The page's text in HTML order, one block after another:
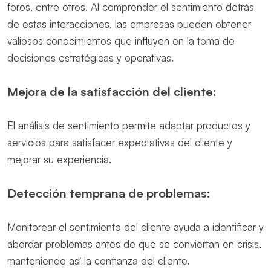
foros, entre otros. Al comprender el sentimiento detrás
de estas interacciones, las empresas pueden obtener
valiosos conocimientos que influyen en la toma de
decisiones estratégicas y operativas.
Mejora de la satisfacción del cliente:
El análisis de sentimiento permite adaptar productos y
servicios para satisfacer expectativas del cliente y
mejorar su experiencia.
Detección temprana de problemas:
Monitorear el sentimiento del cliente ayuda a identificar y
abordar problemas antes de que se conviertan en crisis,
manteniendo así la confianza del cliente.